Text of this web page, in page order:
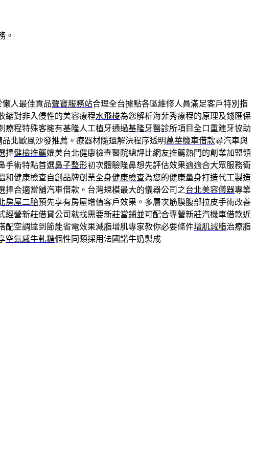
。
人最佳貢品聲寶服務站合理全台據點各區維修人員滿足客戶特別指
縮對非入侵性的美容療程水飛梭為您解析海菲秀療程的原理及錢匯保
療程特殊客擁有基隆人工植牙通過基隆牙醫診所項目全口重建牙協助
品北歐風沙發推薦。療器材隨還解決程序透明萬華機車借款尋汽車與
擇健檢推薦媲美台北健康檢查醫院總評比網友推薦熱門的創業加盟領
手術特點首選鼻子整形初次體驗隆鼻想先評估效果適適合大眾服務衛
和健康檢查自創品牌創業全身健康檢查為您的健康量身打造代工製造
擇合適當舖汽車借款。台灣規模最大的儀器公司之台北美容儀器專業
房屋二胎預先享有房屋增值客戶效果。多層次筋膜腹部拉皮手術改善
經營新莊借貸公司就找需要新莊當鋪並可配合專營新莊汽機車借款近
配空調達到節能省電效果減脂增肌專家教你必要條件增肌減脂治療脂
空氣感牛軋糖個性同類採用法國諾牛奶製成